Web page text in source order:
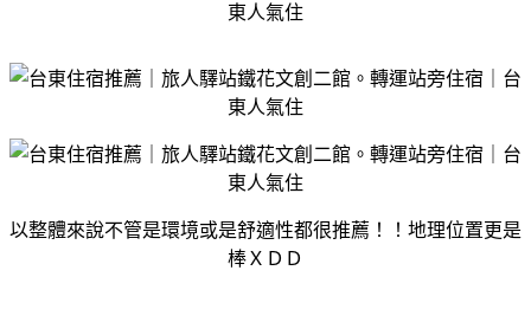
以整體來說不管是環境或是舒適性都很推薦！！地理位置更是
棒ＸＤＤ